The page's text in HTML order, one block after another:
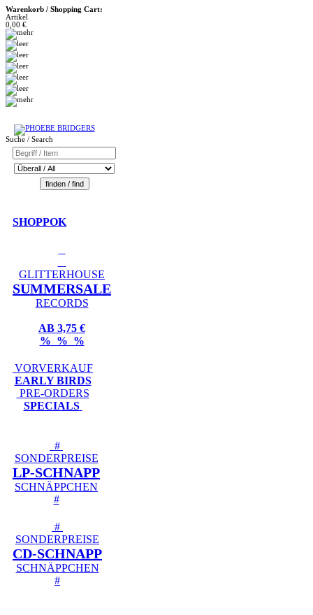
Warenkorb / Shopping Cart:
Artikel
0,00 €
Suche / Search
SHOPPOK
GLITTERHOUSE
SUMMERSALE
RECORDS
AB 3,75 €
% % %
VORVERKAUF
EARLY BIRDS
PRE-ORDERS
SPECIALS
#
SONDERPREISE
LP-SCHNAPP
SCHNÄPPCHEN
#
#
SONDERPREISE
CD-SCHNAPP
SCHNÄPPCHEN
#